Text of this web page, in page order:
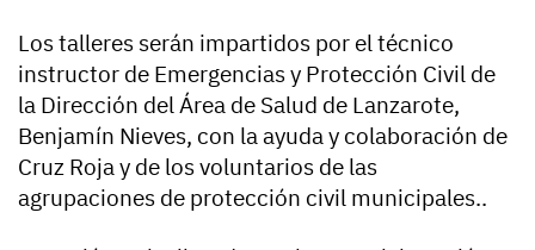
Los talleres serán impartidos por el técnico
instructor de Emergencias y Protección Civil de
la Dirección del Área de Salud de Lanzarote,
Benjamín Nieves, con la ayuda y colaboración de
Cruz Roja y de los voluntarios de las
agrupaciones de protección civil municipales..